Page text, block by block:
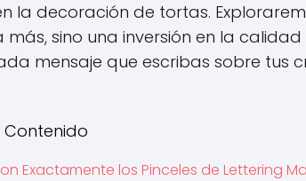
la decoración de tortas.
más, sino una inversión en la
mensaje que escribas sobre tus
Exactamente los Pinceles de Lettering